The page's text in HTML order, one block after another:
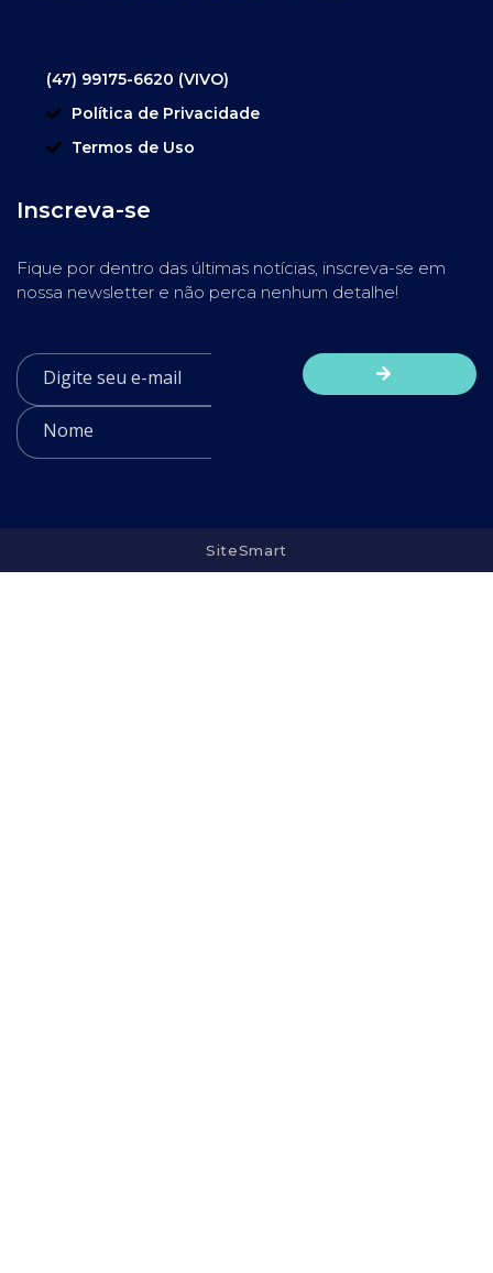
(47) 99175-6620 (VIVO)
Política de Privacidade
Termos de Uso
Inscreva-se
Fique por dentro das últimas notícias, inscreva-se em
nossa newsletter e não perca nenhum detalhe!
SiteSmart